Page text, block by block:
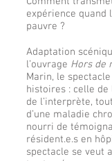
expérience quand
pauvre ?
Adaptation
l’ouvrage Hors de
Marin, le
histoires : celle de
de l’interprète,
d’une maladie
nourri de
résident.e.s en
spectacle se veut